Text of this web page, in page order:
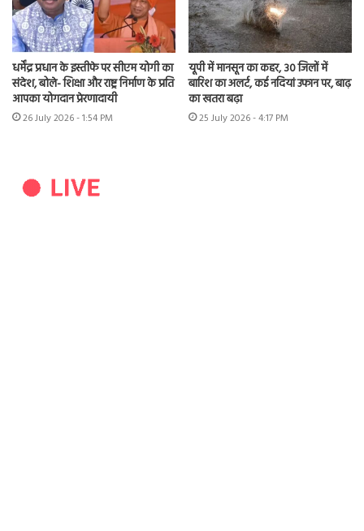
धर्मेंद्र प्रधान के इस्तीफे पर सीएम योगी का
संदेश, बोले- शिक्षा और राष्ट्र निर्माण के प्रति
आपका योगदान प्रेरणादायी
26 July 2026 - 1:54 PM
यूपी में मानसून का कहर, 30 जिलों में
बारिश का अलर्ट, कई नदियां उफान पर, बाढ़
का खतरा बढ़ा
25 July 2026 - 4:17 PM